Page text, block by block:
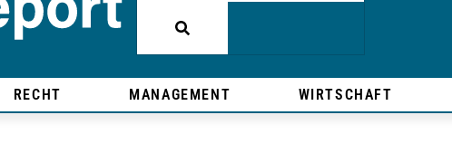
RECHT MANAGEMENT WIRTSCHAFT